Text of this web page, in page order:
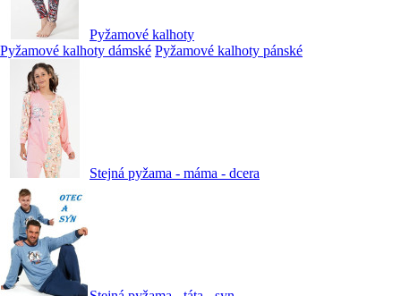
Pyžamové kalhoty
Pyžamové kalhoty dámské Pyžamové kalhoty pánské
Stejná pyžama - máma - dcera